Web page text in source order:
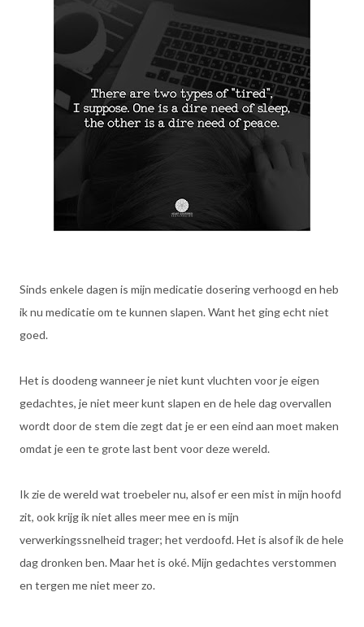
Sinds enkele dagen is mijn medicatie dosering verhoogd en heb
ik nu medicatie om te kunnen slapen. Want het ging echt niet
goed.
Het is doodeng wanneer je niet kunt vluchten voor je eigen
gedachtes, je niet meer kunt slapen en de hele dag overvallen
wordt door de stem die zegt dat je er een eind aan moet maken
omdat je een te grote last bent voor deze wereld.
Ik zie de wereld wat troebeler nu, alsof er een mist in mijn hoofd
zit, ook krijg ik niet alles meer mee en is mijn
verwerkingssnelheid trager; het verdoofd. Het is alsof ik de hele
dag dronken ben. Maar het is oké. Mijn gedachtes verstommen
en tergen me niet meer zo.